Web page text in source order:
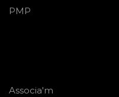
PMP
Associa'm